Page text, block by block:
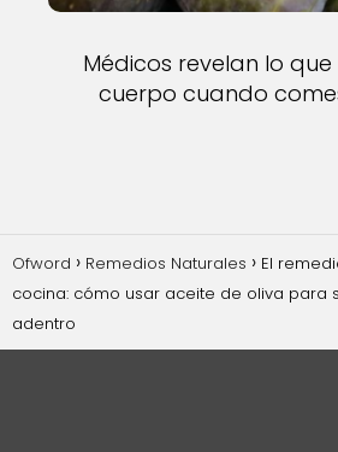
Médicos revelan lo
cuerpo cuando
Ofword Remedios Naturales
El
cocina: cómo usar aceite de oliva para
adentro